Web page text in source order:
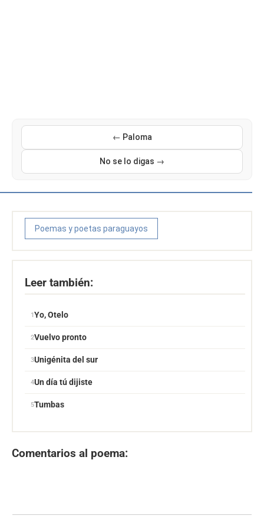
← Paloma
No se lo digas →
Poemas y poetas paraguayos
Leer también:
Yo, Otelo
Vuelvo pronto
Unigénita del sur
Un día tú dijiste
Tumbas
Comentarios al poema: